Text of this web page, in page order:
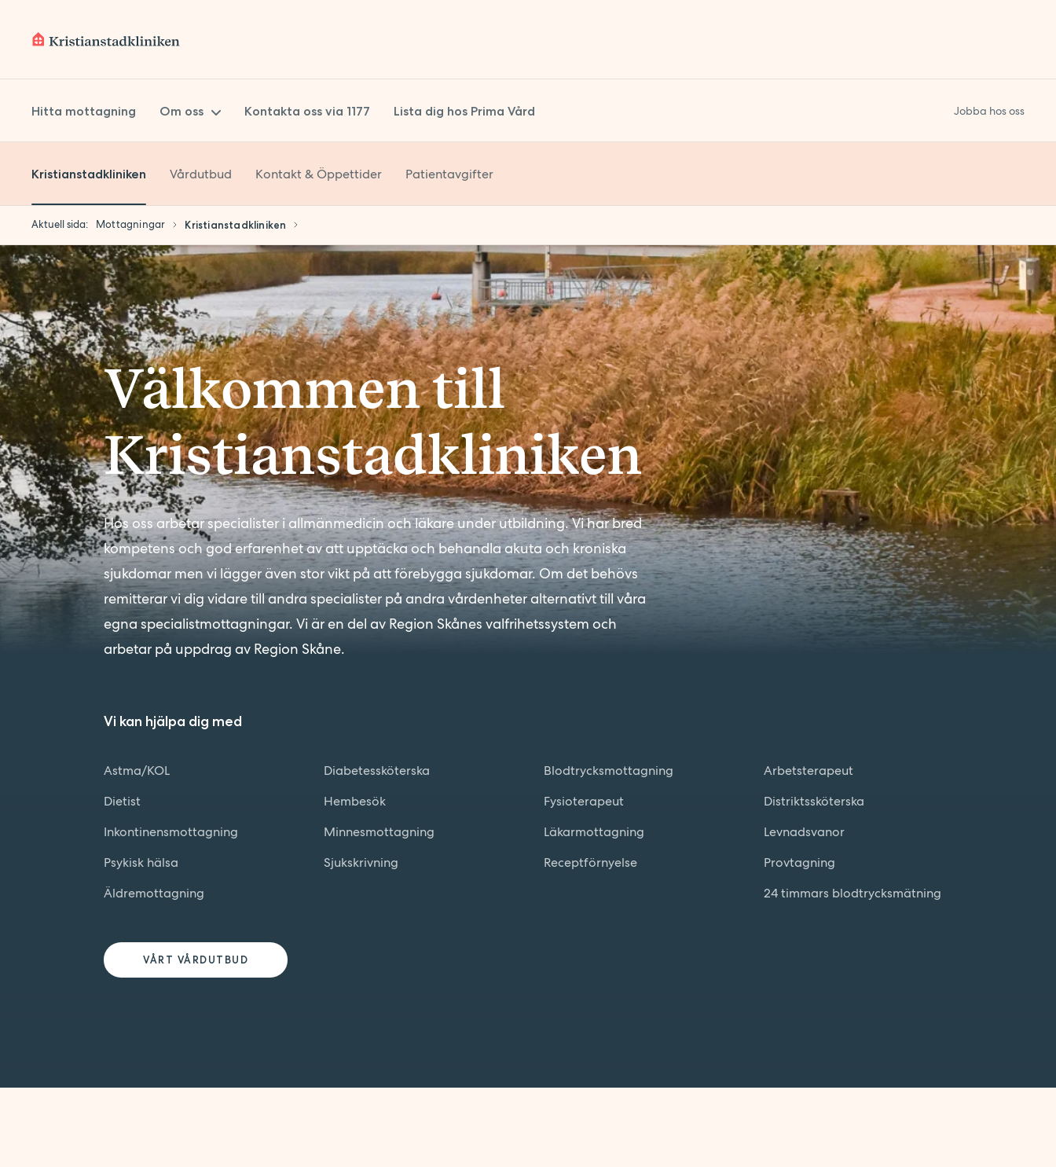
Hitta mottagning Om oss
Om Prima Vård
Styrelse
Kvalitetsarbete
Hållbarhet
Lokaler
Företagsförvärv
Kontakt
Synpunkter på vården
Pressrum
Kontakta oss via 1177 Lista dig hos Prima Vård Jobba hos oss
Kristianstadkliniken Vårdutbud Kontakt & Öppettider Patientavgifter
Aktuell sida: Mottagningar Kristianstadkliniken
Välkommen till
Kristianstadkliniken
Hos oss arbetar specialister i allmänmedicin och läkare under utbildning. Vi har bred
kompetens och god erfarenhet av att upptäcka och behandla akuta och kroniska
sjukdomar men vi lägger även stor vikt på att förebygga sjukdomar. Om det behövs
remitterar vi dig vidare till andra specialister på andra vårdenheter alternativt till våra
egna specialistmottagningar. Vi är en del av Region Skånes valfrihetssystem och
arbetar på uppdrag av Region Skåne.
Vi kan hjälpa dig med
Astma/KOL
Dietist
Inkontinensmottagning
Psykisk hälsa
Äldremottagning
Diabetessköterska
Hembesök
Minnesmottagning
Sjukskrivning
Blodtrycksmottagning
Fysioterapeut
Läkarmottagning
Receptförnyelse
Arbetsterapeut
Distriktssköterska
Levnadsvanor
Provtagning
24 timmars blodtrycksmätning
VÅRT VÅRDUTBUD